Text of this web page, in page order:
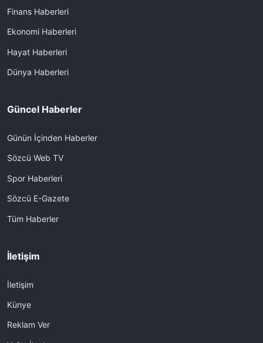
Finans Haberleri
Ekonomi Haberleri
Hayat Haberleri
Dünya Haberleri
Güncel Haberler
Günün İçinden Haberler
Sözcü Web TV
Spor Haberleri
Sözcü E-Gazete
Tüm Haberler
İletişim
İletişim
Künye
Reklam Ver